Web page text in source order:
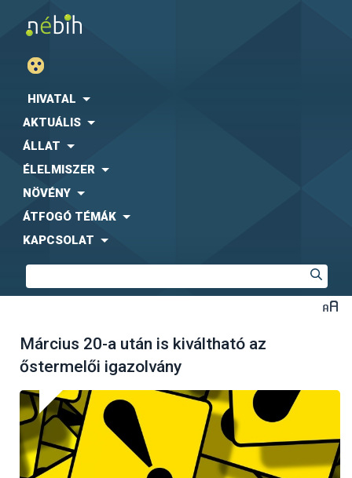
HIVATAL
AKTUÁLIS
ÁLLAT
ÉLELMISZER
NÖVÉNY
ÁTFOGÓ TÉMÁK
KAPCSOLAT
Március 20-a után is kiváltható az
őstermelői igazolvány